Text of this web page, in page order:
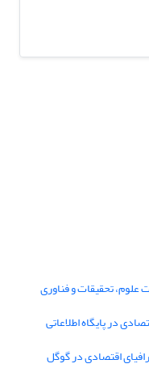
تحقیقات و فناوری
در پایگاه اطلاعاتی
اقتصادی در گوگل